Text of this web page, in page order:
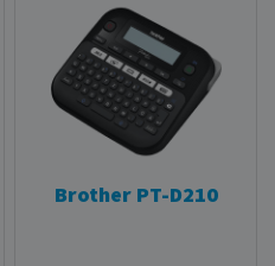
Brother PT-D210